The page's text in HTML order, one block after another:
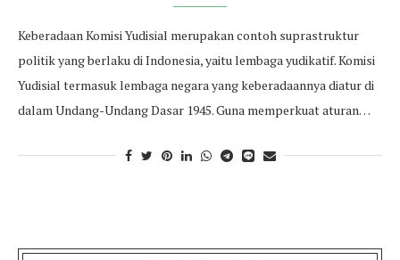
Keberadaan Komisi Yudisial merupakan contoh suprastruktur
politik yang berlaku di Indonesia, yaitu lembaga yudikatif. Komisi
Yudisial termasuk lembaga negara yang keberadaannya diatur di
dalam Undang-Undang Dasar 1945. Guna memperkuat aturan…